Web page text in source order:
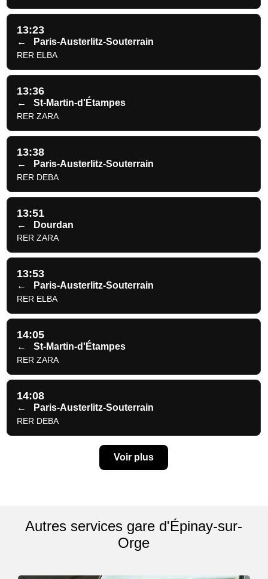
13:23
← Paris-Austerlitz-Souterrain
RER ELBA
13:36
← St-Martin-d'Étampes
RER ZARA
13:38
← Paris-Austerlitz-Souterrain
RER DEBA
13:51
← Dourdan
RER ZARA
13:53
← Paris-Austerlitz-Souterrain
RER ELBA
14:05
← St-Martin-d'Étampes
RER ZARA
14:08
← Paris-Austerlitz-Souterrain
RER DEBA
Voir plus
Autres services gare d'Épinay-sur-
Orge